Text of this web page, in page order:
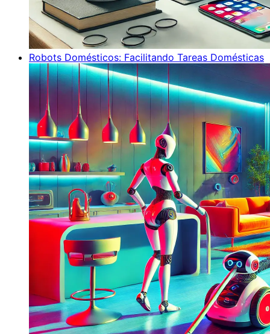
Robots Domésticos: Facilitando Tareas Domésticas